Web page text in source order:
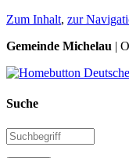
Zum Inhalt, zur
Gemeinde Michelau |
Suche